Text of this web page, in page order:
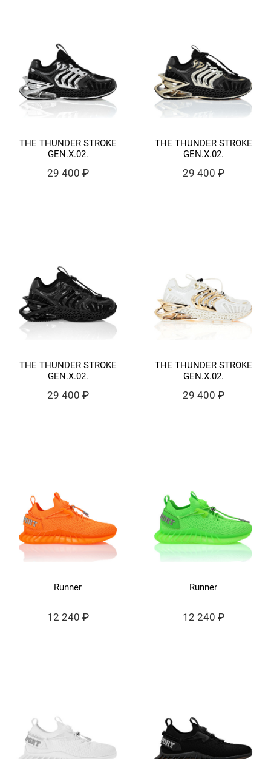
THE THUNDER STROKE
GEN.X.02.
29 400 ₽
THE THUNDER STROKE
GEN.X.02.
29 400 ₽
THE THUNDER STROKE
GEN.X.02.
29 400 ₽
THE THUNDER STROKE
GEN.X.02.
29 400 ₽
Runner
12 240 ₽
Runner
12 240 ₽